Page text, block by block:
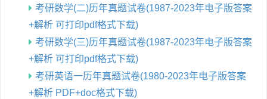
考研数学(二)历年真题试卷(1987-2023年电子版答案
+解析 可打印pdf格式下载)
考研数学(三)历年真题试卷(1987-2023年电子版答案
+解析 可打印pdf格式下载)
考研英语一历年真题试卷(1980-2023年电子版答案
+解析 PDF+doc格式下载)